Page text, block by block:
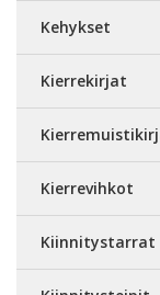
Kehykset
Kierrekirjat
Kierrevihkot
Kiinnitystarrat